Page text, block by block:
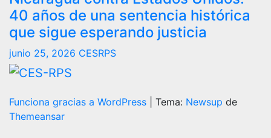
40 años de una sentencia histórica
que sigue esperando justicia
junio 25, 2026 CESRPS
Funciona gracias a WordPress Tema: Newsup de
Themeansar